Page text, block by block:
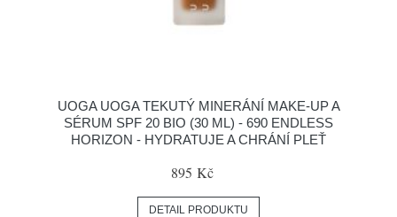
UOGA UOGA TEKUTÝ MINERÁNÍ MAKE-UP A
SÉRUM SPF 20 BIO (30 ML) - 690 ENDLESS
HORIZON - HYDRATUJE A CHRÁNÍ PLEŤ
895 Kč
DETAIL PRODUKTU